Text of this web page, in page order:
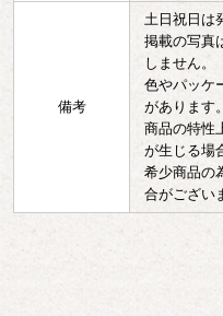
備考
土日祝日は
掲載の写真
しません。
色やパッケ
があります。
商品の特性
が生じる場
希少商品の
合がござい